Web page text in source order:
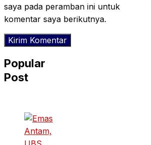
saya pada peramban ini untuk
komentar saya berikutnya.
Popular
Post